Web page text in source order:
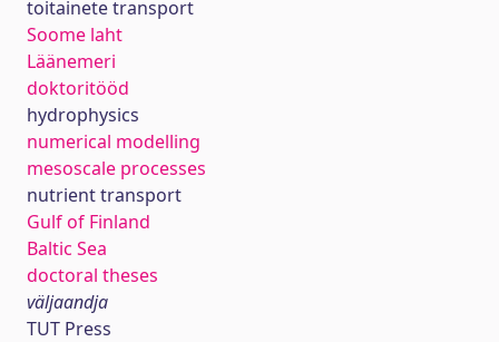
toitainete transport
Soome laht
Läänemeri
doktoritööd
hydrophysics
numerical modelling
mesoscale processes
nutrient transport
Gulf of Finland
Baltic Sea
doctoral theses
väljaandja
TUT Press